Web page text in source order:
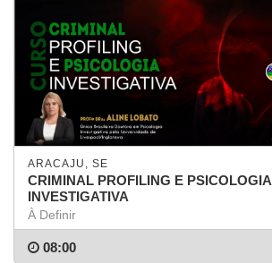
ARACAJU, SE
CRIMINAL PROFILING E PSICOLOGIA
INVESTIGATIVA
À Definir
08:00